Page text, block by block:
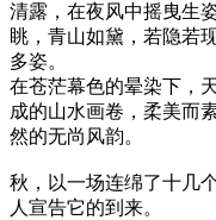
清露，在夜风中摇曳生
眺，青山如黛，若隐若
多姿。
在苍茫幕色的晕染下，
成的山水画卷，柔美而
然的无尚风韵。
秋，以一场连绵了十几
人宣告它的到来。